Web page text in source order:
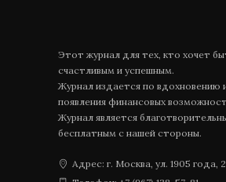
Этот журнал для тех, кто хочет
счастливым и успешным.
Журнал издается по вдохновению
появления финансовых
Журнал является
бесплатным с нашей стороны.
Адрес: г. Москва, ул. 1905 года,